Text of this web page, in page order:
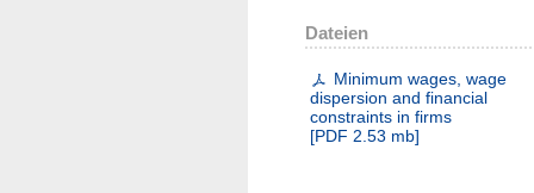
Dateien
Minimum wages, wage
dispersion and financial
constraints in firms
[PDF 2.53 mb]